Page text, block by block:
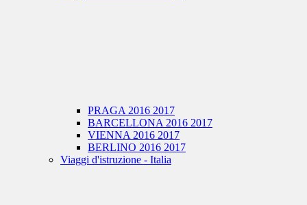
PRAGA 2016 2017
BARCELLONA 2016 2017
VIENNA 2016 2017
BERLINO 2016 2017
Viaggi d'istruzione - Italia